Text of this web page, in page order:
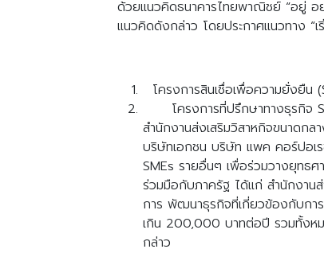
ด้วยแนวคิดธนาคารไทยพาณิชย์ “อยู่ อ
แนวคิดดังกล่าว โดยประกาศแนวทาง “
โครงการสินเชื่อเพื่อความยั่งยื
โครงการที่ปรึกษาทางธุรกิจ
สำนักงานส่งเสริมวิสาหกิจขนาดก
บริษัทเอกชน บริษัท แพค คอร์ปอเร
SMEs รายอื่นๆ เพื่อร่วมวางยุทธศ
ร่วมมือกับภาครัฐ ได้แก่ สำนักงาน
การ พัฒนาธุรกิจที่เกี่ยวข้องกับกา
เกิน 200,000 บาทต่อปี รวมทั้งหม
กล่าว